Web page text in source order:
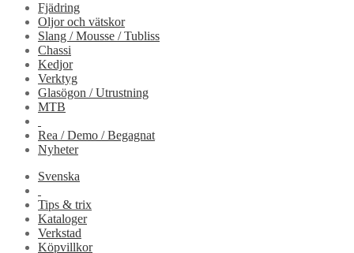
Fjädring
Oljor och vätskor
Slang / Mousse / Tubliss
Chassi
Kedjor
Verktyg
Glasögon / Utrustning
MTB
Rea / Demo / Begagnat
Nyheter
Svenska
Tips & trix
Kataloger
Verkstad
Köpvillkor